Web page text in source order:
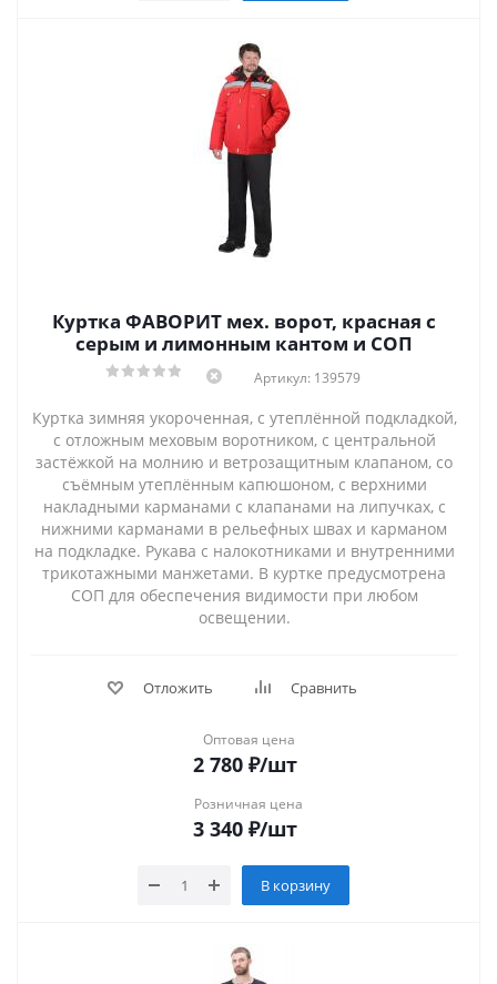
Куртка ФАВОРИТ мех. ворот, красная с
серым и лимонным кантом и СОП
Артикул: 139579
Куртка зимняя укороченная, с утеплённой подкладкой,
с отложным меховым воротником, с центральной
застёжкой на молнию и ветрозащитным клапаном, со
съёмным утеплённым капюшоном, с верхними
накладными карманами с клапанами на липучках, с
нижними карманами в рельефных швах и карманом
на подкладке. Рукава с налокотниками и внутренними
трикотажными манжетами. В куртке предусмотрена
СОП для обеспечения видимости при любом
освещении.
Отложить Сравнить
Оптовая цена
2 780₽/шт
Розничная цена
3 340₽/шт
В корзину